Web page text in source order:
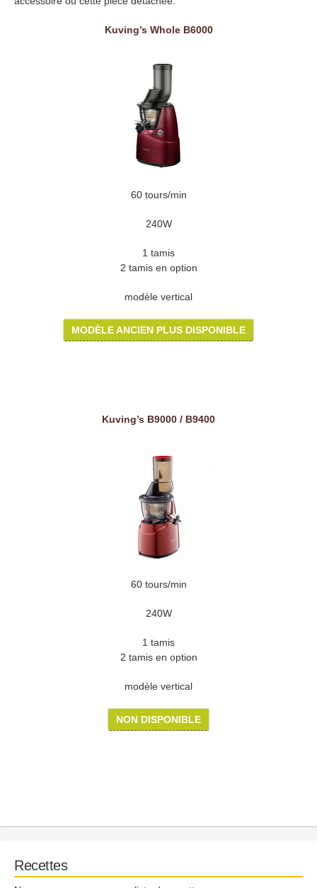
Kuving’s Whole B6000
60 tours/min
240W
1 tamis
2 tamis en option
modèle vertical
MODÈLE ANCIEN PLUS DISPONIBLE
Kuving’s B9000 / B9400
60 tours/min
240W
1 tamis
2 tamis en option
modèle vertical
NON DISPONIBLE
Recettes